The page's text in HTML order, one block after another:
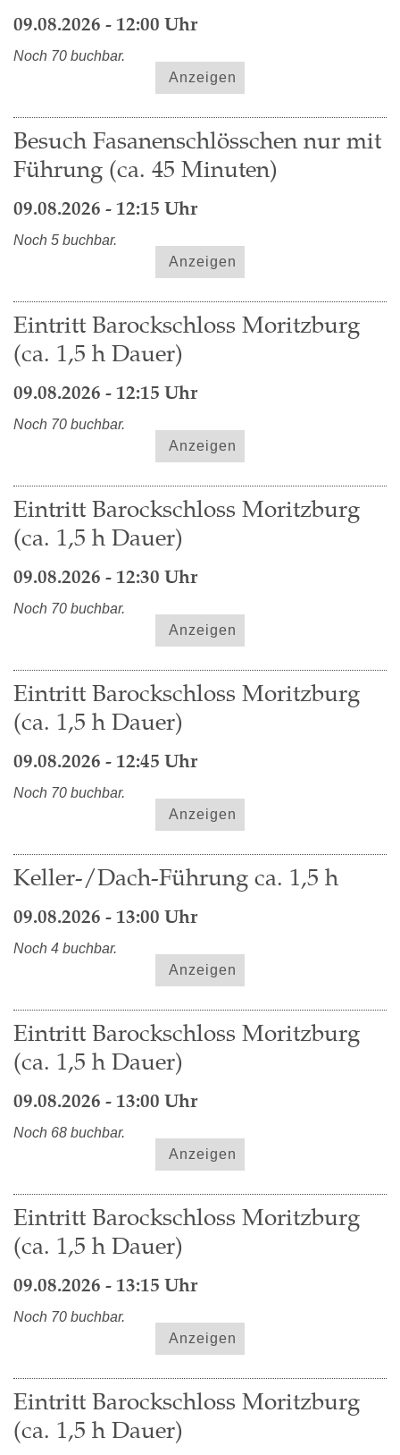
09.08.2026 - 12:00 Uhr
Noch 70 buchbar.
Anzeigen
Besuch Fasanenschlösschen nur mit
Führung (ca. 45 Minuten)
09.08.2026 - 12:15 Uhr
Noch 5 buchbar.
Anzeigen
Eintritt Barockschloss Moritzburg
(ca. 1,5 h Dauer)
09.08.2026 - 12:15 Uhr
Noch 70 buchbar.
Anzeigen
Eintritt Barockschloss Moritzburg
(ca. 1,5 h Dauer)
09.08.2026 - 12:30 Uhr
Noch 70 buchbar.
Anzeigen
Eintritt Barockschloss Moritzburg
(ca. 1,5 h Dauer)
09.08.2026 - 12:45 Uhr
Noch 70 buchbar.
Anzeigen
Keller-/Dach-Führung ca. 1,5 h
09.08.2026 - 13:00 Uhr
Noch 4 buchbar.
Anzeigen
Eintritt Barockschloss Moritzburg
(ca. 1,5 h Dauer)
09.08.2026 - 13:00 Uhr
Noch 68 buchbar.
Anzeigen
Eintritt Barockschloss Moritzburg
(ca. 1,5 h Dauer)
09.08.2026 - 13:15 Uhr
Noch 70 buchbar.
Anzeigen
Eintritt Barockschloss Moritzburg
(ca. 1,5 h Dauer)